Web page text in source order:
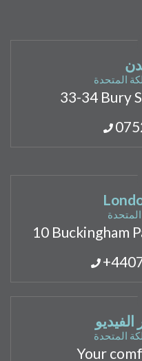
المتحدة
33-34 Bury
10 Buckingham
المتحدة
Your